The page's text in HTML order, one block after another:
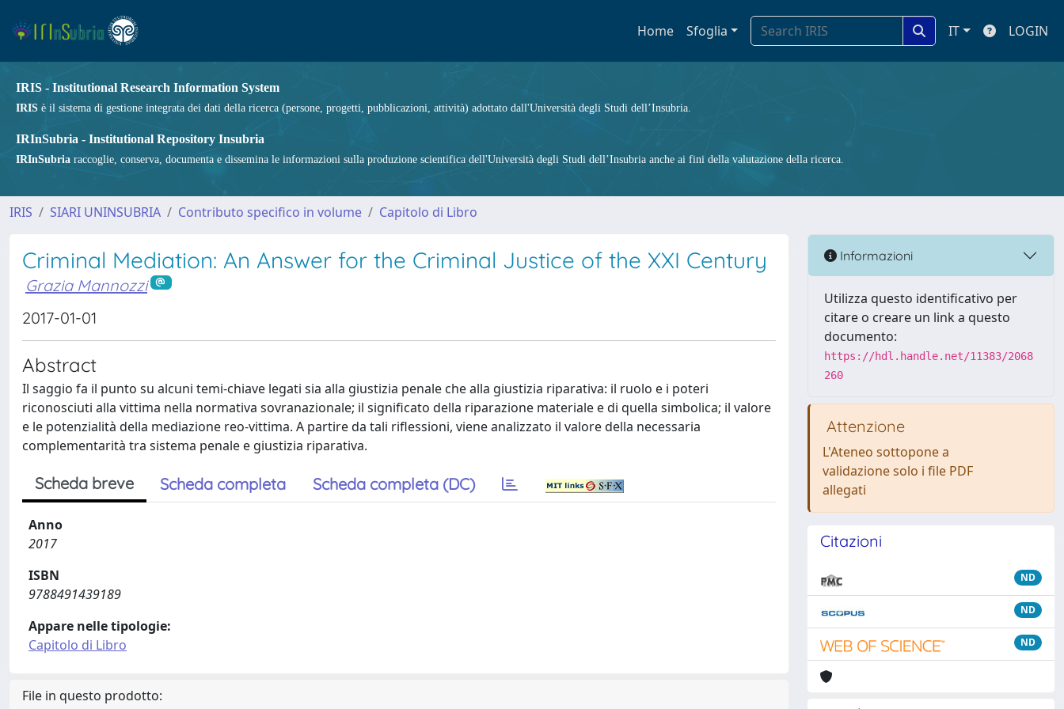
Home Sfoglia IT LOGIN
IRIS - Institutional Research Information System
IRIS è il sistema di gestione integrata dei dati della ricerca (persone, progetti, pubblicazioni, attività) adottato dall'Università degli Studi dell’Insubria.
IRInSubria - Institutional Repository Insubria
IRInSubria raccoglie, conserva, documenta e dissemina le informazioni sulla produzione scientifica dell'Università degli Studi dell’Insubria anche ai fini della valutazione della ricerca.
IRIS SIARI UNINSUBRIA Contributo specifico in volume Capitolo di Libro
Criminal Mediation: An Answer for the Criminal Justice of the XXI Century
Grazia Mannozzi
2017-01-01
Abstract
Il saggio fa il punto su alcuni temi-chiave legati sia alla giustizia penale che alla giustizia riparativa: il ruolo e i poteri
riconosciuti alla vittima nella normativa sovranazionale; il significato della riparazione materiale e di quella simbolica; il valore
e le potenzialità della mediazione reo-vittima. A partire da tali riflessioni, viene analizzato il valore della necessaria
complementarità tra sistema penale e giustizia riparativa.
Scheda breve Scheda completa Scheda completa (DC)
Anno
2017
ISBN
9788491439189
Appare nelle tipologie:
Capitolo di Libro
File in questo prodotto:
Informazioni
Utilizza questo identificativo per
citare o creare un link a questo
documento:
https://hdl.handle.net/11383/2068
260
Attenzione
L'Ateneo sottopone a
validazione solo i file PDF
allegati
Citazioni
ND
ND
ND